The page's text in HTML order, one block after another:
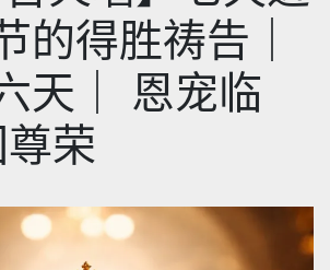
的得胜祷告｜
天｜ 恩宠临
荣